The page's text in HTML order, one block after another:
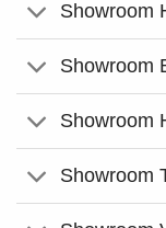
Showroom
Showroom
Showroom
Showroom